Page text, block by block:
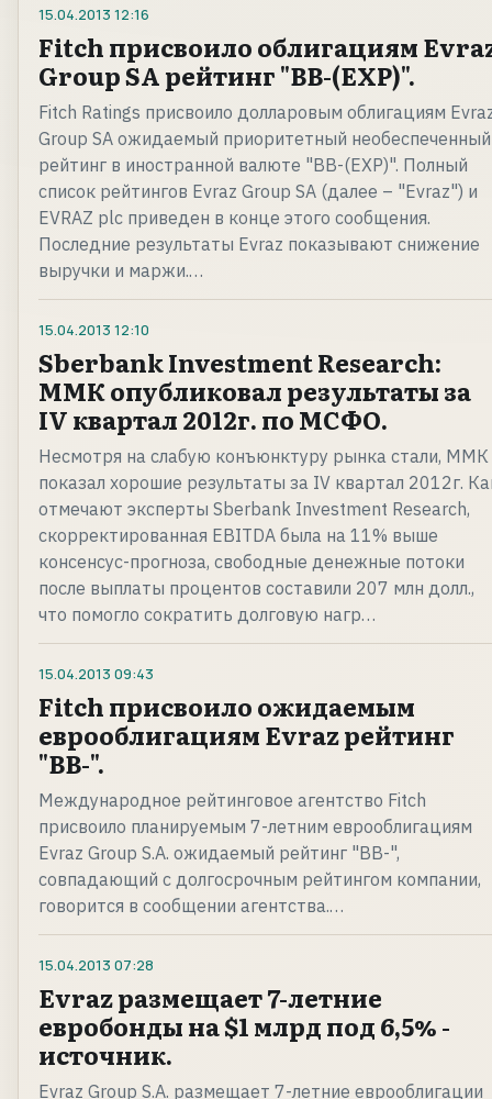
15.04.2013 12:16
Fitch присвоило облигациям
Group SA рейтинг "BB-(EXP)".
Fitch Ratings присвоило долларовым облигациям
Group SA ожидаемый приоритетный необеспеченный
рейтинг в иностранной валюте "BB-(EXP)". Полный
список рейтингов Evraz Group SA (далее – "Evraz") и
EVRAZ plc приведен в конце этого сообщения.
Последние результаты Evraz показывают снижение
выручки и маржи.…
15.04.2013 12:10
Sberbank Investment Research:
ММК опубликовал результаты за
IV квартал 2012г. по МСФО.
Несмотря на слабую конъюнктуру рынка стали, ММК
показал хорошие результаты за IV квартал 2012г.
отмечают эксперты Sberbank Investment Research,
скорректированная EBITDA была на 11% выше
консенсус-прогноза, свободные денежные потоки
после выплаты процентов составили 207 млн долл.,
что помогло сократить долговую нагр…
15.04.2013 09:43
Fitch присвоило ожидаемым
еврооблигациям Evraz рейтинг
"BB-".
Международное рейтинговое агентство Fitch
присвоило планируемым 7-летним еврооблигациям
Evraz Group S.A. ожидаемый рейтинг "BB-",
совпадающий с долгосрочным рейтингом компании,
говорится в сообщении агентства.…
15.04.2013 07:28
Evraz размещает 7-летние
евробонды на $1 млрд под 6,5% -
источник.
Evraz Group S.A. размещает 7-летние еврооблигации